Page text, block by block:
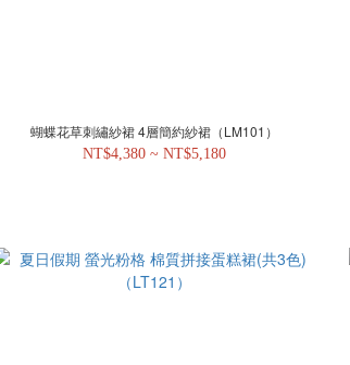
蝴蝶花草刺繡紗裙 4層簡約紗裙（LM101）
NT$4,380 ~ NT$5,180